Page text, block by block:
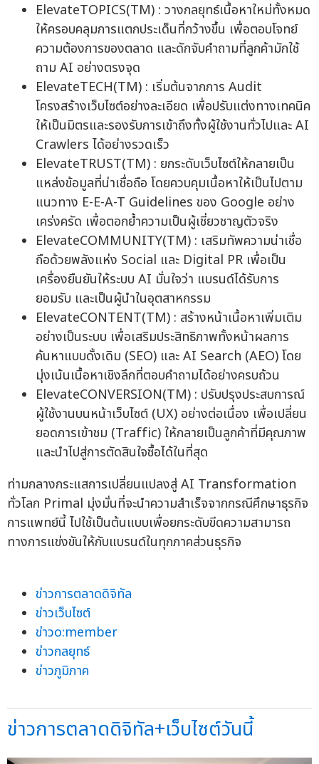
ElevateTOPICS(TM) : วางกลยุทธ์เนื้อหาใหม่ทั้งหมด
ให้ครอบคลุมการแตกประเด็นที่กว้างขึ้น เพื่อตอบโจทย์
ความต้องการของตลาด และดักจับคำถามที่ลูกค้ามักใช้
ถาม AI อย่างตรงจุด
ElevateTECH(TM) : เริ่มต้นจากการ Audit
โครงสร้างเว็บไซต์อย่างละเอียด เพื่อปรับแต่งทางเทคนิค
ให้เป็นมิตรและรองรับการเข้าถึงทั้งผู้ใช้งานทั่วไปและ AI
Crawlers ได้อย่างรวดเร็ว
ElevateTRUST(TM) : ยกระดับเว็บไซต์ให้กลายเป็น
แหล่งข้อมูลที่น่าเชื่อถือ โดยควบคุมเนื้อหาให้เป็นไปตาม
แนวทาง E-E-A-T Guidelines ของ Google อย่าง
เคร่งครัด เพื่อตอกย้ำความเป็นผู้เชี่ยวชาญตัวจริง
ElevateCOMMUNITY(TM) : เสริมทัพความน่าเชื่อ
ถือด้วยพลังแห่ง Social และ Digital PR เพื่อเป็น
เครื่องยืนยันให้ระบบ AI มั่นใจว่า แบรนด์ได้รับการ
ยอมรับ และเป็นผู้นำในอุตสาหกรรม
ElevateCONTENT(TM) : สร้างหน้าเนื้อหาเพิ่มเติม
อย่างเป็นระบบ เพื่อเสริมประสิทธิภาพทั้งหน้าผลการ
ค้นหาแบบดั้งเดิม (SEO) และ AI Search (AEO) โดย
มุ่งเน้นเนื้อหาเชิงลึกที่ตอบคำถามได้อย่างครบถ้วน
ElevateCONVERSION(TM) : ปรับปรุงประสบการณ์
ผู้ใช้งานบนหน้าเว็บไซต์ (UX) อย่างต่อเนื่อง เพื่อเปลี่ยน
ยอดการเข้าชม (Traffic) ให้กลายเป็นลูกค้าที่มีคุณภาพ
และนำไปสู่การตัดสินใจซื้อได้ในที่สุด
ท่ามกลางกระแสการเปลี่ยนแปลงสู่ AI Transformation
ทั่วโลก Primal มุ่งมั่นที่จะนำความสำเร็จจากกรณีศึกษาธุรกิจ
การแพทย์นี้ ไปใช้เป็นต้นแบบเพื่อยกระดับขีดความสามารถ
ทางการแข่งขันให้กับแบรนด์ในทุกภาคส่วนธุรกิจ
ข่าวการตลาดดิจิทัล
ข่าวเว็บไซต์
ข่าวo:member
ข่าวกลยุทธ์
ข่าวภูมิภาค
ข่าวการตลาดดิจิทัล+เว็บไซต์วันนี้